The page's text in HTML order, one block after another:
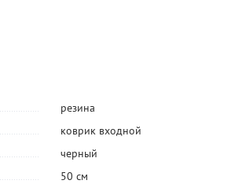
резина
коврик входной
черный
50 см